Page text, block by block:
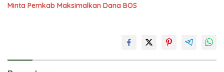
Minta Pemkab Maksimalkan Dana BOS